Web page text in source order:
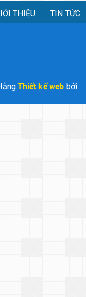
THIỆU TIN TỨC
Thiết kế web bởi